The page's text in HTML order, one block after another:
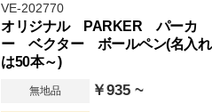
VE-202770
オリジナル PARKER パーカ
ー ベクター ボールペン(名入れ
は50本～)
無地品 ￥935 ~